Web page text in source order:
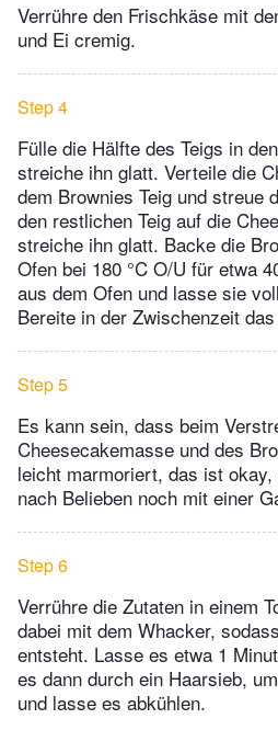
Verrühre den Frischkäse mit
und Ei cremig.
Step 4
Fülle die Hälfte des Teigs in
streiche ihn glatt. Verteile die
dem Brownies Teig und streue
den restlichen Teig auf die
streiche ihn glatt. Backe die
Ofen bei 180 °C O/U für etwa
aus dem Ofen und lasse sie
Bereite in der Zwischenzeit
Step 5
Es kann sein, dass beim
Cheesecakemasse und des
leicht marmoriert, das ist
nach Belieben noch mit einer
Step 6
Verrühre die Zutaten in einem
dabei mit dem Whacker,
entsteht. Lasse es etwa 1
es dann durch ein Haarsieb,
und lasse es abkühlen.